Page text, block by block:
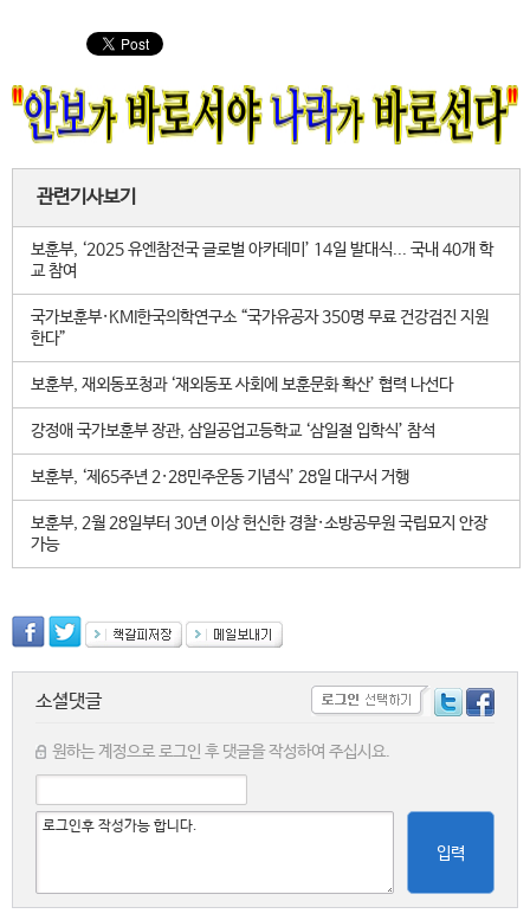
관련기사보기
보훈부, ‘2025 유엔참전국 글로벌 아카데미’ 14일 발대식... 국내 40개 학
교 참여
국가보훈부·KMI한국의학연구소 “국가유공자 350명 무료 건강검진 지원
한다”
보훈부, 재외동포청과 ‘재외동포 사회에 보훈문화 확산’ 협력 나선다
강정애 국가보훈부 장관, 삼일공업고등학교 ‘삼일절 입학식’ 참석
보훈부, ‘제65주년 2·28민주운동 기념식’ 28일 대구서 거행
보훈부, 2월 28일부터 30년 이상 헌신한 경찰·소방공무원 국립묘지 안장
가능
소셜댓글
원하는 계정으로 로그인 후 댓글을 작성하여 주십시요.
입력